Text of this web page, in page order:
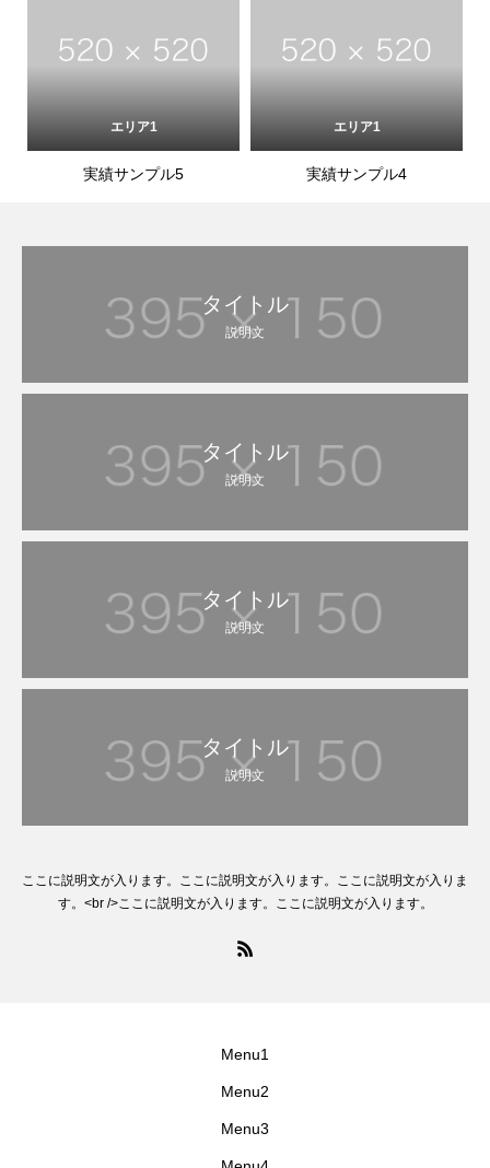
エリア1
実績サンプル5
エリア1
実績サンプル4
タイトル
説明文
タイトル
説明文
タイトル
説明文
タイトル
説明文
ここに説明文が入ります。ここに説明文が入ります。ここに説明文が入りま
す。<br />ここに説明文が入ります。ここに説明文が入ります。
Menu1
Menu2
Menu3